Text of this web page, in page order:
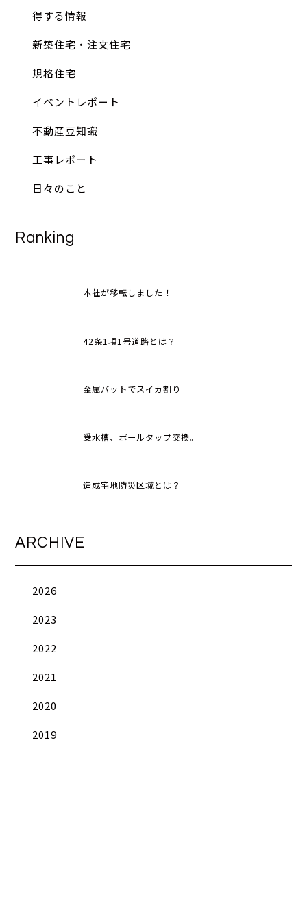
得する情報
新築住宅・注文住宅
規格住宅
イベントレポート
不動産豆知識
工事レポート
日々のこと
Ranking
本社が移転しました！
42条1項1号道路とは？
金属バットでスイカ割り
受水槽、ボールタップ交換。
造成宅地防災区域とは？
ARCHIVE
2026
2023
2022
2021
2020
2019